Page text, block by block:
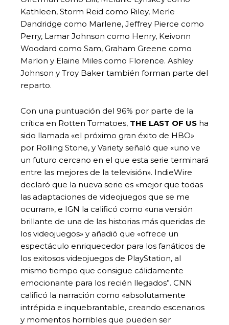
Kathleen, Storm Reid como Riley, Merle
Dandridge como Marlene, Jeffrey Pierce como
Perry, Lamar Johnson como Henry, Keivonn
Woodard como Sam, Graham Greene como
Marlon y Elaine Miles como Florence. Ashley
Johnson y Troy Baker también forman parte del
reparto.
Con una puntuación del 96% por parte de la
crítica en Rotten Tomatoes, THE LAST OF US ha
sido llamada «el próximo gran éxito de HBO»
por Rolling Stone, y Variety señaló que «uno ve
un futuro cercano en el que esta serie terminará
entre las mejores de la televisión». IndieWire
declaró que la nueva serie es «mejor que todas
las adaptaciones de videojuegos que se me
ocurran», e IGN la calificó como «una versión
brillante de una de las historias más queridas de
los videojuegos» y añadió que «ofrece un
espectáculo enriquecedor para los fanáticos de
los exitosos videojuegos de PlayStation, al
mismo tiempo que consigue cálidamente
emocionante para los recién llegados”. CNN
calificó la narración como «absolutamente
intrépida e inquebrantable, creando escenarios
y momentos horribles que pueden ser